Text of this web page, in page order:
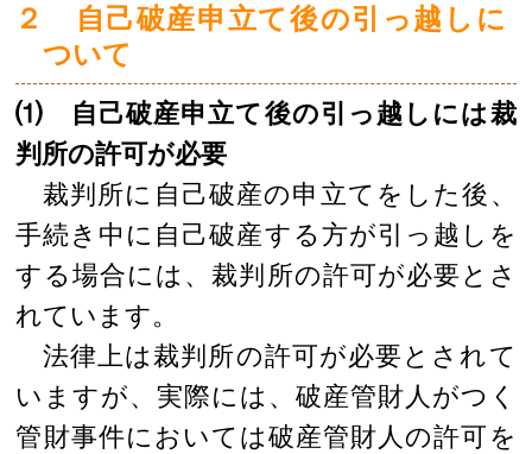
２ 自己破産申立て後の引っ越しに
ついて
⑴ 自己破産申立て後の引っ越しには裁
判所の許可が必要
裁判所に自己破産の申立てをした後、
手続き中に自己破産する方が引っ越しを
する場合には、裁判所の許可が必要とさ
れています。
法律上は裁判所の許可が必要とされて
いますが、実際には、破産管財人がつく
管財事件においては破産管財人の許可を